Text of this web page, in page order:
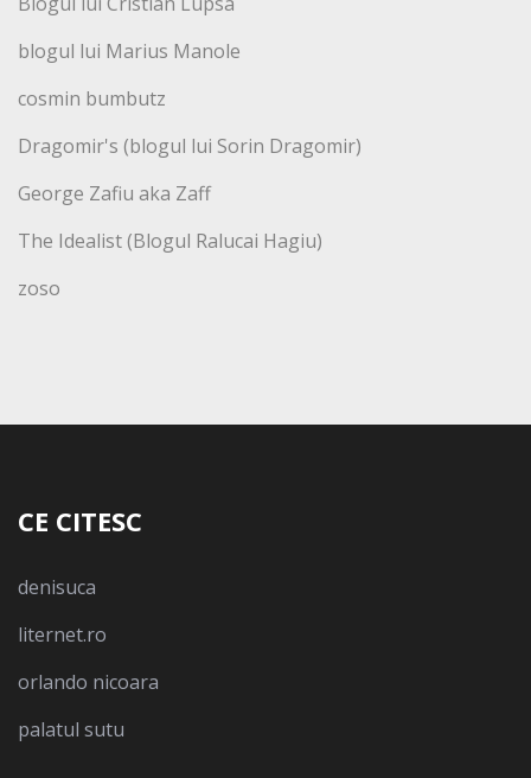
blogul lui Marius Manole
cosmin bumbutz
Dragomir's (blogul lui Sorin Dragomir)
George Zafiu aka Zaff
The Idealist (Blogul Ralucai Hagiu)
zoso
CE CITESC
denisuca
liternet.ro
orlando nicoara
palatul sutu